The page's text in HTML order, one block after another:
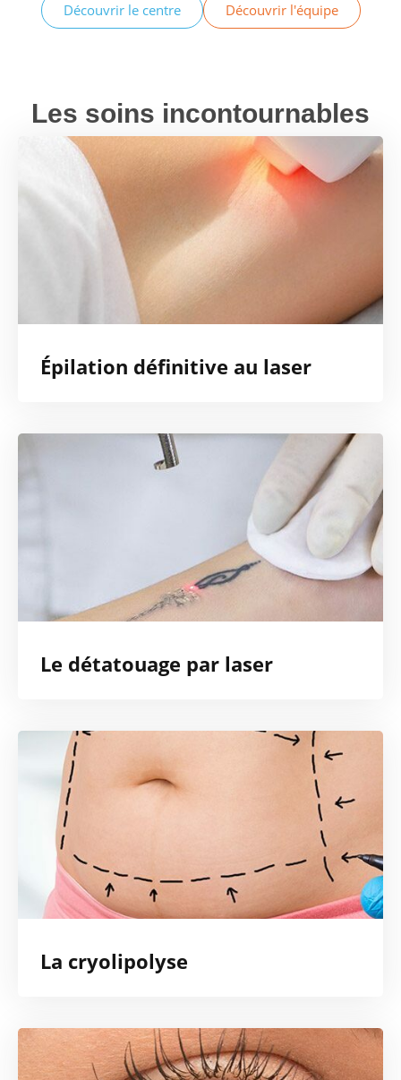
Découvrir le centre Découvrir l'équipe
Les soins incontournables
Épilation définitive au laser
Le détatouage par laser
La cryolipolyse